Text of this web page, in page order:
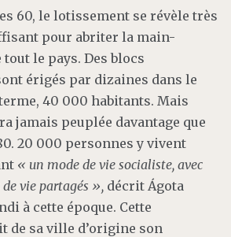
60, le lotissement se révèle très
pour abriter la main-
tout le pays. Des blocs
érigés par dizaines dans le
40 000 habitants. Mais
jamais peuplée davantage que
20 000 personnes y vivent
« un mode de vie socialiste, avec
de vie partagés », décrit Ágota
à cette époque. Cette
de sa ville d’origine son